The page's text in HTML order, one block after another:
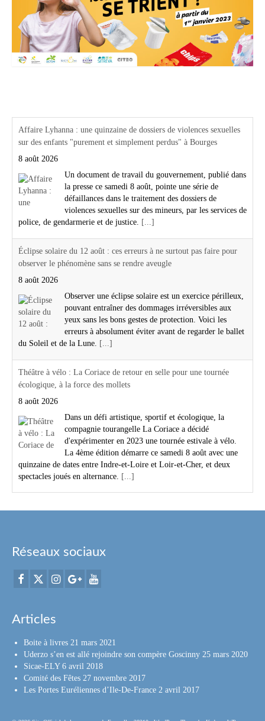
Affaire Lyhanna : une quinzaine de dossiers de violences sexuelles
sur des enfants "purement et simplement perdus" à Bourges
8 août 2026
Un document de travail du gouvernement, publié dans
la presse ce samedi 8 août, pointe une série de
défaillances dans le traitement des dossiers de
violences sexuelles sur des mineurs, par les services de
police, de gendarmerie et de justice. [...]
Éclipse solaire du 12 août : ces erreurs à ne surtout pas faire pour
observer le phénomène sans se rendre aveugle
8 août 2026
Observer une éclipse solaire est un exercice périlleux,
pouvant entraîner des dommages irréversibles aux
yeux sans les bons gestes de protection. Voici les
erreurs à absolument éviter avant de regarder le ballet
du Soleil et de la Lune. [...]
Théâtre à vélo : La Coriace de retour en selle pour une tournée
écologique, à la force des mollets
8 août 2026
Dans un défi artistique, sportif et écologique, la
compagnie tourangelle La Coriace a décidé
d'expérimenter en 2023 une tournée estivale à vélo.
La 4ème édition démarre ce samedi 8 août avec une
quinzaine de dates entre Indre-et-Loire et Loir-et-Cher, et deux
spectacles joués en alternance. [...]
Réseaux sociaux
Articles
Boite à livres 21 mars 2021
Uderzo s’en est allé rejoindre son compère Goscinny 25 mars 2020
Sicae-ELY 6 avril 2018
Comité des Fêtes 27 novembre 2017
Les Portes Euréliennes d’Ile-De-France 2 avril 2017